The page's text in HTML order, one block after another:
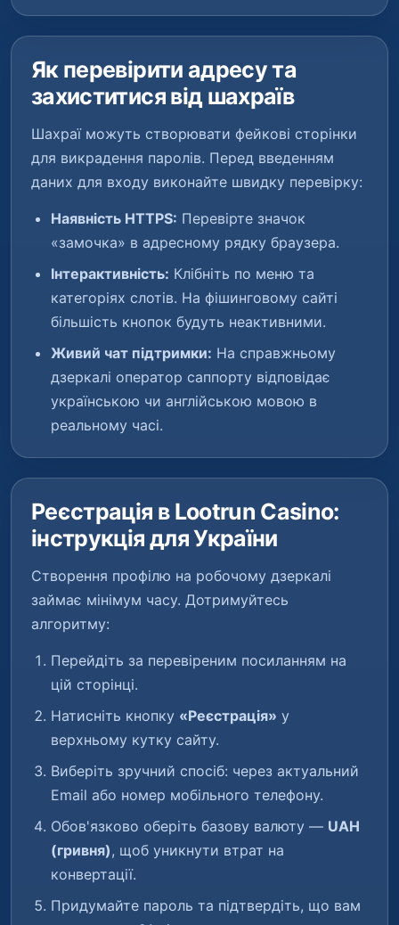
Як перевірити адресу та
захиститися від шахраїв
Шахраї можуть створювати фейкові сторінки
для викрадення паролів. Перед введенням
даних для входу виконайте швидку перевірку:
Наявність HTTPS: Перевірте значок
«замочка» в адресному рядку браузера.
Інтерактивність: Клібніть по меню та
категоріях слотів. На фішинговому сайті
більшість кнопок будуть неактивними.
Живий чат підтримки: На справжньому
дзеркалі оператор саппорту відповідає
українською чи англійською мовою в
реальному часі.
Реєстрація в Lootrun Casino:
інструкція для України
Створення профілю на робочому дзеркалі
займає мінімум часу. Дотримуйтесь
алгоритму:
Перейдіть за перевіреним посиланням на
цій сторінці.
Натисніть кнопку «Реєстрація» у
верхньому кутку сайту.
Виберіть зручний спосіб: через актуальний
Email або номер мобільного телефону.
Обов'язково оберіть базову валюту — UAH
(гривня), щоб уникнути втрат на
конвертації.
Придумайте пароль та підтвердіть, що вам